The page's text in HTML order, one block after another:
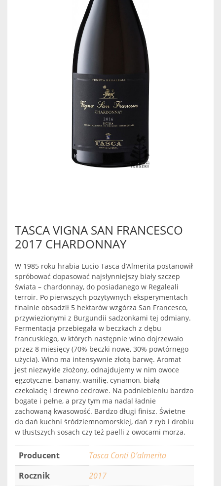
TASCA VIGNA SAN FRANCESCO
2017 CHARDONNAY
W 1985 roku hrabia Lucio Tasca d’Almerita postanowił
spróbować dopasować najsłynniejszy biały szczep
świata – chardonnay, do posiadanego w Regaleali
terroir. Po pierwszych pozytywnych eksperymentach
finalnie obsadził 5 hektarów wzgórza San Francesco,
przywiezionymi z Burgundii sadzonkami tej odmiany.
Fermentacja przebiegała w beczkach z dębu
francuskiego, w których następnie wino dojrzewało
przez 8 miesięcy (70% beczki nowe, 30% powtórnego
użycia). Wino ma intensywnie złotą barwę. Aromat
jest niezwykle złożony, odnajdujemy w nim owoce
egzotyczne, banany, wanilię, cynamon, białą
czekoladę i drewno cedrowe. Na podniebieniu bardzo
bogate i pełne, a przy tym ma nadal ładnie
zachowaną kwasowość. Bardzo długi finisz. Świetne
do dań kuchni śródziemnomorskiej, dań z ryb i drobiu
w tłustszych sosach czy też paelli z owocami morza.
Producent
Tasca Conti D’almerita
Rocznik
2017